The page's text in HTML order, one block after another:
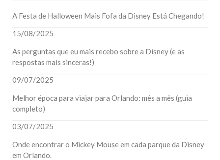
A Festa de Halloween Mais Fofa da Disney Está Chegando!
15/08/2025
As perguntas que eu mais recebo sobre a Disney (e as
respostas mais sinceras!)
09/07/2025
Melhor época para viajar para Orlando: mês a mês (guia
completo)
03/07/2025
Onde encontrar o Mickey Mouse em cada parque da Disney
em Orlando.